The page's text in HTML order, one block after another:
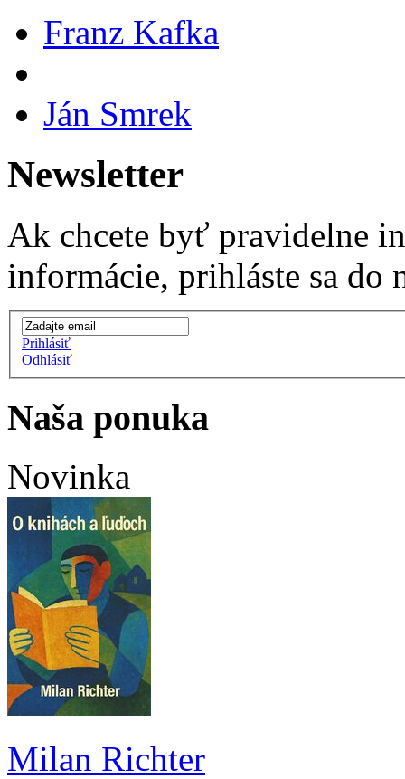
Franz Kafka
Ján Smrek
Newsletter
Ak chcete byť pravidelne
informácie, prihláste sa do
Prihlásiť
Odhlásiť
Naša ponuka
Novinka
Milan Richter